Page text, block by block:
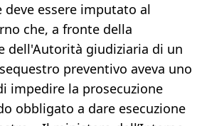
deve essere imputato al
che, a fronte della
dell'Autorità giudiziaria di un
preventivo aveva uno
impedire la prosecuzione
obbligato a dare esecuzione